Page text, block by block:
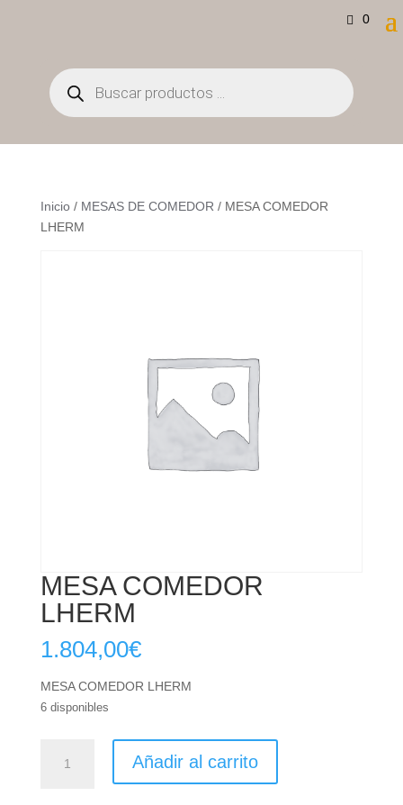
0
Búsqueda
de
productos
Inicio/ MESAS DE COMEDOR / MESA COMEDOR
LHERM
MESA COMEDOR
LHERM
1.804,00€
MESA COMEDOR LHERM
6 disponibles
COMEDOR
Añadir al carrito